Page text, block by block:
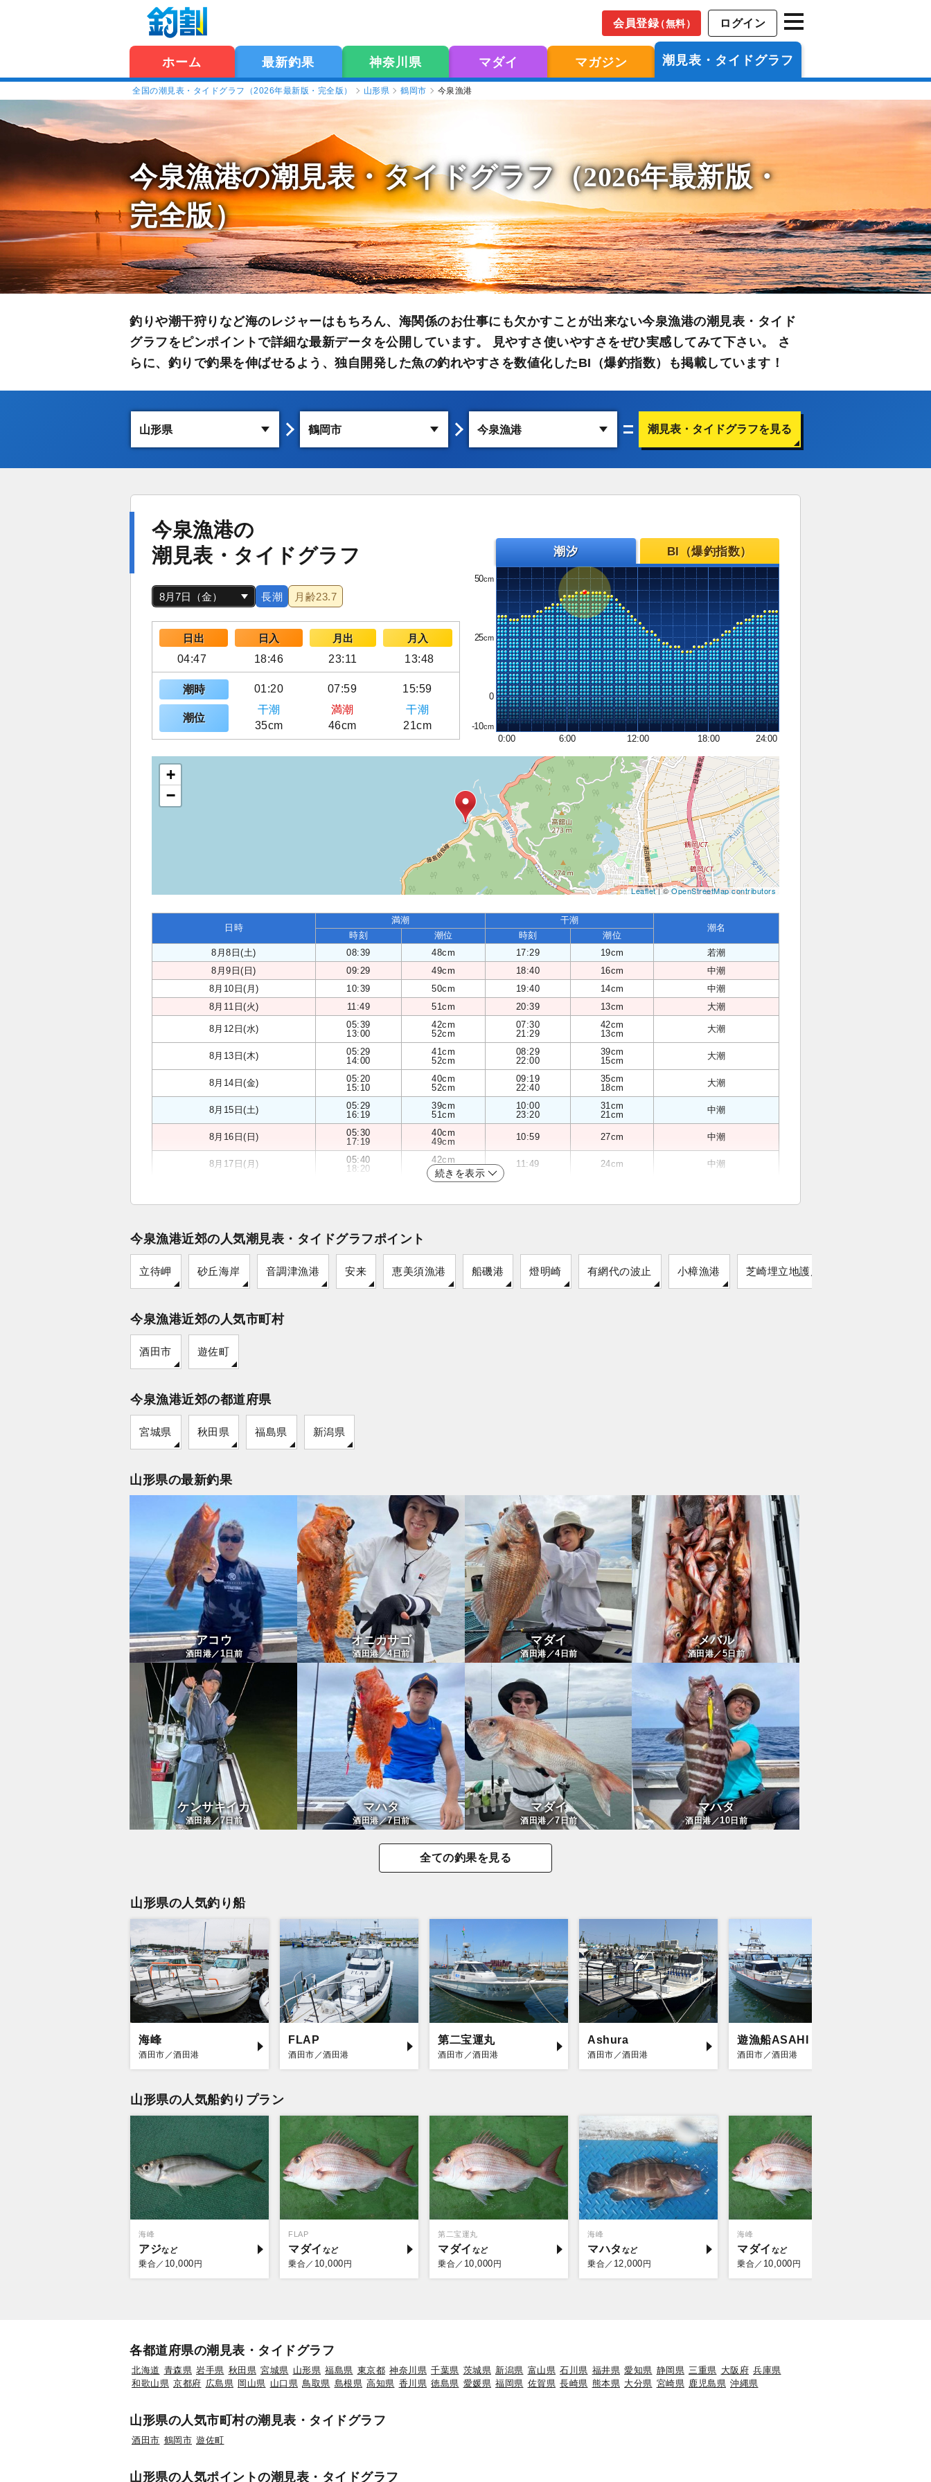
会員登録（無料） ログイン
ホーム 最新釣果 神奈川県 マダイ マガジン 潮見表・タイドグラフ
全国の潮見表・タイドグラフ（2026年最新版・完全版） 山形県 鶴岡市 今泉漁港
今泉漁港の潮見表・タイドグラフ（2026年最新版・
完全版）
釣りや潮干狩りなど海のレジャーはもちろん、海関係のお仕事にも欠かすことが出来ない今泉漁港の潮見表・タイド
グラフをピンポイントで詳細な最新データを公開しています。 見やすさ使いやすさをぜひ実感してみて下さい。 さ
らに、釣りで釣果を伸ばせるよう、独自開発した魚の釣れやすさを数値化したBI（爆釣指数）も掲載しています！
潮見表・タイドグラフを見る
今泉漁港の
潮見表・タイドグラフ
長潮 月齢23.7
日出 日入 月出
月入
04:47
18:46 23:11 13:48
潮時 01:20 07:59 15:59
潮位
干潮 満潮
干潮
35cm
46cm 21cm
潮汐 BI（爆釣指数）
50
25
0
-10
0:00
6:00 12:00 18:00 24:00
+
−
Leaflet| ©OpenStreetMap contributors
日時
満潮 干潮
潮名
時刻 潮位 時刻
潮位
8月8日(土)
08:39 48cm 17:29 19cm
若潮
8月9日(日)
09:29 49cm 18:40 16cm
中潮
8月10日(月)
10:39 50cm 19:40 14cm
中潮
8月11日(火)
11:49 51cm 20:39 13cm 大潮
8月12日(水)
05:39
13:00
42cm
52cm
07:30
21:29
42cm
13cm
大潮
8月13日(木)
05:29
14:00
41cm
52cm
08:29
22:00
39cm
15cm
大潮
8月14日(金)
05:20
15:10
40cm
52cm
09:19
22:40
35cm
18cm
大潮
8月15日(土)
05:29
16:19
39cm
51cm
10:00
23:20
31cm
21cm
中潮
8月16日(日)
05:30
17:19
40cm
49cm
10:59 27cm 中潮
8月17日(月)
05:40
18:20
42cm
46cm
11:49 24cm 中潮
続きを表示
今泉漁港近郊の人気潮見表・タイドグラフポイント
立待岬 砂丘海岸 音調津漁港 安来 恵美須漁港 船磯港 燈明崎 有網代の波止 小樟漁港 芝崎埋立地護岸
今泉漁港近郊の人気市町村
酒田市 遊佐町
今泉漁港近郊の都道府県
宮城県 秋田県 福島県 新潟県
山形県の最新釣果
アコウ
酒田港／1日前
オニカサゴ
酒田港／4日前
マダイ
酒田港／4日前
メバル
酒田港／5日前
ケンサキイカ
酒田港／7日前
マハタ
酒田港／7日前
マダイ
酒田港／7日前
マハタ
酒田港／10 日前
全ての釣果を見る
山形県の人気釣り船
海峰
酒田市／酒田港
FLAP
酒田市／酒田港
第二宝運丸
酒田市／酒田港
Ashura
酒田市／酒田港
遊漁船ASAHI
酒田市／酒田港
山形県の人気船釣りプラン
海峰
アジ
乗合／ 10,000 円
FLAP
マダイ
乗合／ 10,000 円
第二宝運丸
マダイ
乗合／ 10,000 円
海峰
マハタ
乗合／ 12,000 円
海峰
マダイ
乗合／ 10,000 円
各都道府県の潮見表・タイドグラフ
北海道 青森県 岩手県 秋田県 宮城県 山形県 福島県 東京都 神奈川県 千葉県 茨城県 新潟県 富山県 石川県 福井県 愛知県 静岡県 三重県 大阪府 兵庫県
和歌山県 京都府 広島県 岡山県 山口県 鳥取県 島根県 高知県 香川県 徳島県 愛媛県 福岡県 佐賀県 長崎県 熊本県 大分県 宮崎県 鹿児島県 沖縄県
山形県の人気市町村の潮見表・タイドグラフ
酒田市 鶴岡市 遊佐町
山形県の人気ポイントの潮見表・タイドグラフ